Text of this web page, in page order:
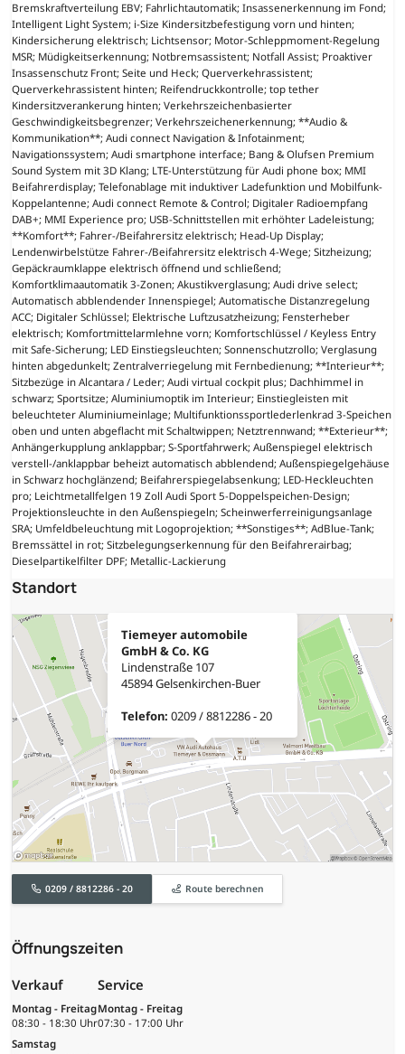
Bremskraftverteilung EBV; Fahrlichtautomatik; Insassenerkennung im Fond;
Intelligent Light System; i-Size Kindersitzbefestigung vorn und hinten;
Kindersicherung elektrisch; Lichtsensor; Motor-Schleppmoment-Regelung
MSR; Müdigkeitserkennung; Notbremsassistent; Notfall Assist; Proaktiver
Insassenschutz Front; Seite und Heck; Querverkehrassistent;
Querverkehrassistent hinten; Reifendruckkontrolle; top tether
Kindersitzverankerung hinten; Verkehrszeichenbasierter
Geschwindigkeitsbegrenzer; Verkehrszeichenerkennung; **Audio &
Kommunikation**; Audi connect Navigation & Infotainment;
Navigationssystem; Audi smartphone interface; Bang & Olufsen Premium
Sound System mit 3D Klang; LTE-Unterstützung für Audi phone box; MMI
Beifahrerdisplay; Telefonablage mit induktiver Ladefunktion und Mobilfunk-
Koppelantenne; Audi connect Remote & Control; Digitaler Radioempfang
DAB+; MMI Experience pro; USB-Schnittstellen mit erhöhter Ladeleistung;
**Komfort**; Fahrer-/Beifahrersitz elektrisch; Head-Up Display;
Lendenwirbelstütze Fahrer-/Beifahrersitz elektrisch 4-Wege; Sitzheizung;
Gepäckraumklappe elektrisch öffnend und schließend;
Komfortklimaautomatik 3-Zonen; Akustikverglasung; Audi drive select;
Automatisch abblendender Innenspiegel; Automatische Distanzregelung
ACC; Digitaler Schlüssel; Elektrische Luftzusatzheizung; Fensterheber
elektrisch; Komfortmittelarmlehne vorn; Komfortschlüssel / Keyless Entry
mit Safe-Sicherung; LED Einstiegsleuchten; Sonnenschutzrollo; Verglasung
hinten abgedunkelt; Zentralverriegelung mit Fernbedienung; **Interieur**;
Sitzbezüge in Alcantara / Leder; Audi virtual cockpit plus; Dachhimmel in
schwarz; Sportsitze; Aluminiumoptik im Interieur; Einstiegleisten mit
beleuchteter Aluminiumeinlage; Multifunktionssportlederlenkrad 3-Speichen
oben und unten abgeflacht mit Schaltwippen; Netztrennwand; **Exterieur**;
Anhängerkupplung anklappbar; S-Sportfahrwerk; Außenspiegel elektrisch
verstell-/anklappbar beheizt automatisch abblendend; Außenspiegelgehäuse
in Schwarz hochglänzend; Beifahrerspiegelabsenkung; LED-Heckleuchten
pro; Leichtmetallfelgen 19 Zoll Audi Sport 5-Doppelspeichen-Design;
Projektionsleuchte in den Außenspiegeln; Scheinwerferreinigungsanlage
SRA; Umfeldbeleuchtung mit Logoprojektion; **Sonstiges**; AdBlue-Tank;
Bremssättel in rot; Sitzbelegungserkennung für den Beifahrerairbag;
Dieselpartikelfilter DPF; Metallic-Lackierung
Standort
Tiemeyer automobile
GmbH & Co. KG
Lindenstraße 107
45894 Gelsenkirchen-Buer
Telefon: 0209 / 8812286 - 20
0209 / 8812286 - 20 Route berechnen
Öffnungszeiten
Verkauf
Montag - Freitag
08:30 - 18:30 Uhr
Samstag
Service
Montag - Freitag
07:30 - 17:00 Uhr